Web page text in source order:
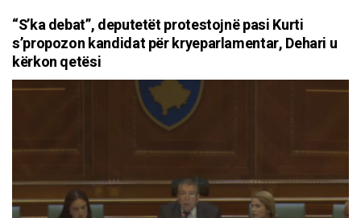
“S’ka debat”, deputetët protestojnë pasi Kurti
s’propozon kandidat për kryeparlamentar, Dehari u
kërkon qetësi